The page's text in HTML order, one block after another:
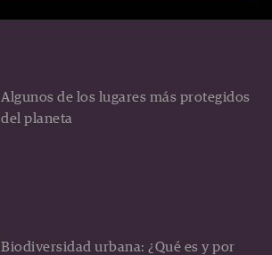
Algunos de los lugares más protegidos
del planeta
Biodiversidad urbana: ¿Qué es y por